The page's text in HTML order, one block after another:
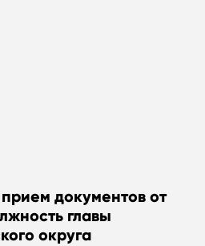
документов от
главы
округа